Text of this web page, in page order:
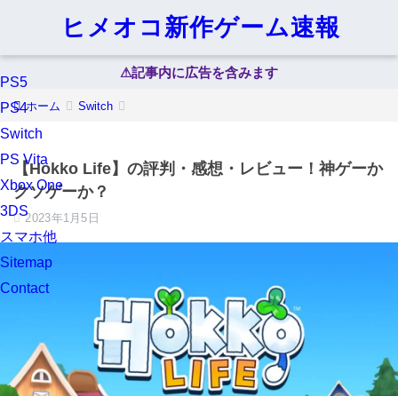
ヒメオコ新作ゲーム速報
PS5
PS4
Switch
PS Vita
Xbox One
3DS
スマホ他
Sitemap
Contact
⚠︎記事内に広告を含みます
ホーム Switch
【Hokko Life】の評判・感想・レビュー！神ゲーか
クソゲーか？
2023年1月5日